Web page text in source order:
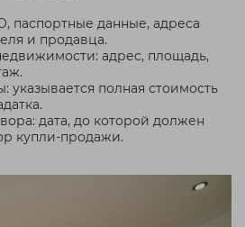
паспортные данные, адреса
и продавца.
адрес, площадь,
указывается полная стоимость
дата, до которой должен
купли-продажи.